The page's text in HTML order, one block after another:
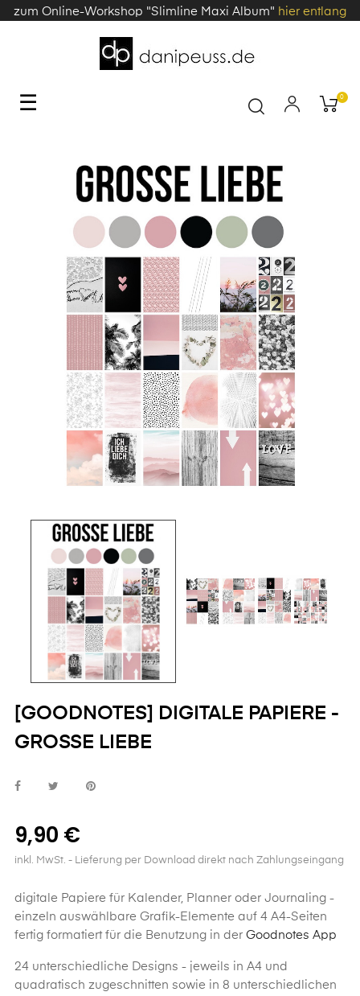
zum Online-Workshop "Slimline Maxi Album" hier entlang
Toggle
☰ 0
[GOODNOTES] DIGITALE PAPIERE -
GROSSE LIEBE
9,90 €
inkl. MwSt. - Lieferung per Download direkt nach Zahlungseingang
digitale Papiere für Kalender, Planner oder Journaling -
einzeln auswählbare Grafik-Elemente auf 4 A4-Seiten
fertig formatiert für die Benutzung in der Goodnotes App
24 unterschiedliche Designs - jeweils in A4 und
quadratisch zugeschnitten sowie in 8 unterschiedlichen